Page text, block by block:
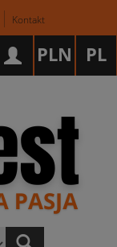
Kontakt
PL
PLN